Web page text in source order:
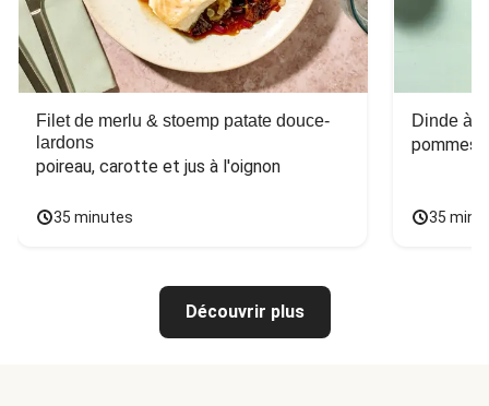
Filet de merlu & stoemp patate douce-
lardons
poireau, carotte et jus à l'oignon
35 minutes
Dinde à
pommes
35
Découvrir plus